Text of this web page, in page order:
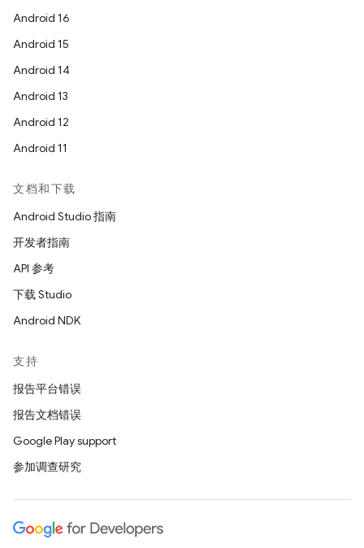
Android 16
Android 15
Android 14
Android 13
Android 12
Android 11
文档和下载
Android Studio 指南
开发者指南
API 参考
下载 Studio
Android NDK
支持
报告平台错误
报告文档错误
Google Play support
参加调查研究